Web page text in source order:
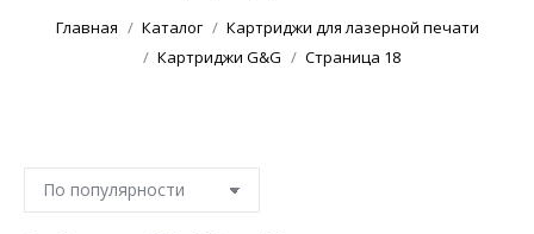
Главная Каталог
Картриджи для лазерной печати
Картриджи G&G
Страница 18